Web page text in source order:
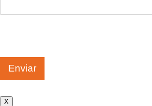
Enviar
X